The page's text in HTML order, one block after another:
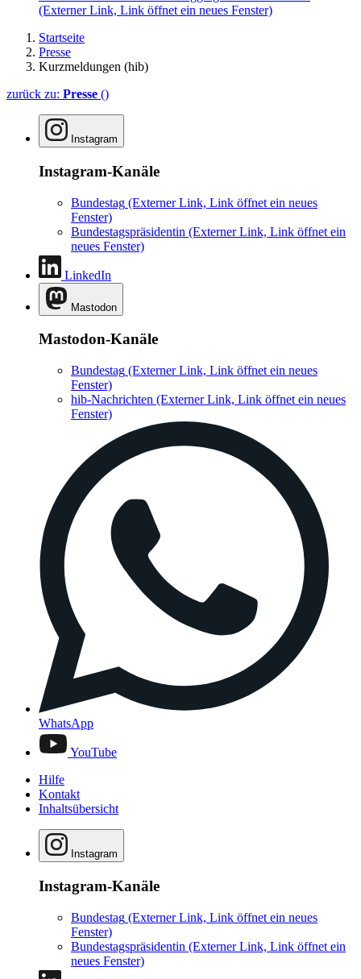
(Externer Link, Link öffnet ein neues Fenster)
Startseite
Presse
Kurzmeldungen (hib)
zurück zu: Presse ()
Instagram
Instagram-Kanäle
Bundestag (Externer Link, Link öffnet ein neues
Fenster)
Bundestagspräsidentin (Externer Link, Link öffnet ein
neues Fenster)
LinkedIn
Mastodon
Mastodon-Kanäle
Bundestag (Externer Link, Link öffnet ein neues
Fenster)
hib-Nachrichten (Externer Link, Link öffnet ein neues
Fenster)
WhatsApp
YouTube
Hilfe
Kontakt
Inhaltsübersicht
Instagram
Instagram-Kanäle
Bundestag (Externer Link, Link öffnet ein neues
Fenster)
Bundestagspräsidentin (Externer Link, Link öffnet ein
neues Fenster)